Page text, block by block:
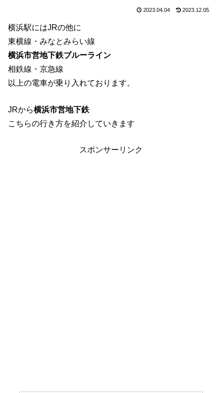
2023.04.04 2023.12.05
横浜駅にはJRの他に
東横線・みなとみらい線
横浜市営地下鉄ブルーライン
相鉄線・京急線
以上の電車が乗り入れております。
JRから横浜市営地下鉄
こちらの行き方を紹介していきます
スポンサーリンク